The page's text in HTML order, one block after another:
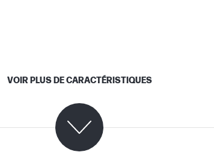
VOIR PLUS DE CARACTÉRISTIQUES